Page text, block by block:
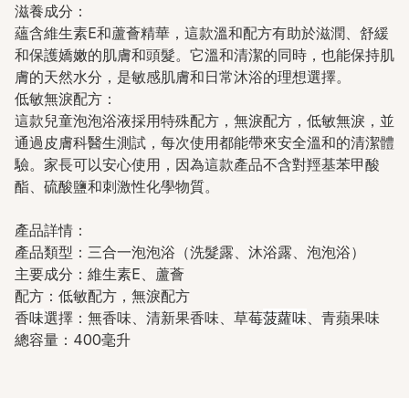
滋養成分：
蘊含維生素E和蘆薈精華，這款溫和配方有助於滋潤、舒緩
和保護嬌嫩的肌膚和頭髮。它溫和清潔的同時，也能保持肌
膚的天然水分，是敏感肌膚和日常沐浴的理想選擇。
低敏無淚配方：
這款兒童泡泡浴液採用特殊配方，無淚配方，低敏無淚，並
通過皮膚科醫生測試，每次使用都能帶來安全溫和的清潔體
驗。家長可以安心使用，因為這款產品不含對羥基苯甲酸
酯、硫酸鹽和刺激性化學物質。
產品詳情：
產品類型：三合一泡泡浴（洗髮露、沐浴露、泡泡浴）
主要成分：維生素E、蘆薈
配方：低敏配方，無淚配方
香味選擇：無香味、清新果香味、草莓菠蘿味、青蘋果味
總容量：400毫升